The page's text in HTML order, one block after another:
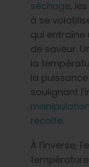
séchage,
à se
qui entraîne
de saveur.
la
la
soulignant
récolte.
À l'inverse,